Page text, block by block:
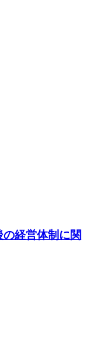
経営体制に関